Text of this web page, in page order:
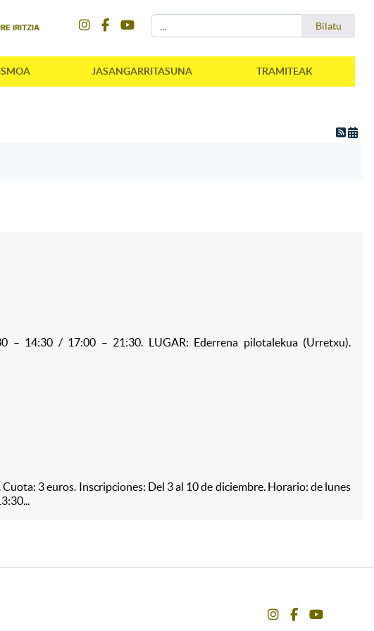
IRITZIA Bilatu
JASANGARRITASUNA TRAMITEAK
– 14:30 / 17:00 – 21:30. LUGAR: Ederrena pilotalekua (Urretxu).
3 euros. Inscripciones: Del 3 al 10 de diciembre. Horario: de lunes